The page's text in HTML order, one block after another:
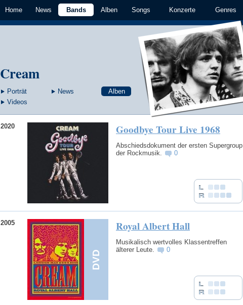
Home News Bands Alben Songs Konzerte Genres
Cream
Porträt News
Alben
Videos
2020 Goodbye Tour Live 1968
Abschiedsdokument der ersten Supergroup
der Rockmusik.
0
2005 Royal Albert Hall
Musikalisch wertvolles Klassentreffen
älterer Leute.
0